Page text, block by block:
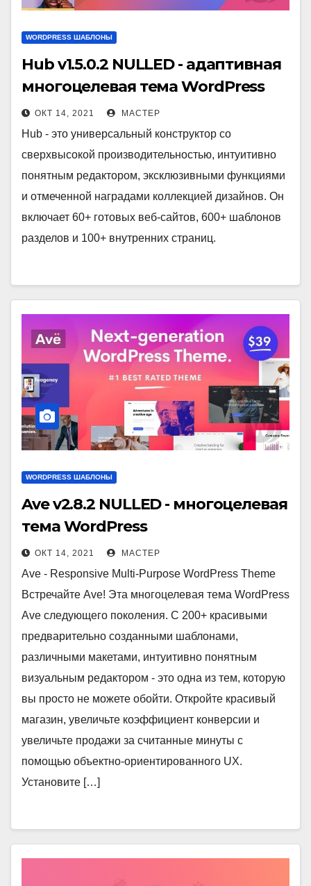
WORDPRESS ШАБЛОНЫ
Hub v1.5.0.2 NULLED - адаптивная
многоцелевая тема WordPress
ОКТ 14, 2021 МАСТЕР
Hub - это универсальный конструктор со
сверхвысокой производительностью, интуитивно
понятным редактором, эксклюзивными функциями
и отмеченной наградами коллекцией дизайнов. Он
включает 60+ готовых веб-сайтов, 600+ шаблонов
разделов и 100+ внутренних страниц.
WORDPRESS ШАБЛОНЫ
Ave v2.8.2 NULLED - многоцелевая
тема WordPress
ОКТ 14, 2021 МАСТЕР
Ave - Responsive Multi-Purpose WordPress Theme
Встречайте Ave! Эта многоцелевая тема WordPress
Ave следующего поколения. С 200+ красивыми
предварительно созданными шаблонами,
различными макетами, интуитивно понятным
визуальным редактором - это одна из тем, которую
вы просто не можете обойти. Откройте красивый
магазин, увеличьте коэффициент конверсии и
увеличьте продажи за считанные минуты с
помощью объектно-ориентированного UX.
Установите […]